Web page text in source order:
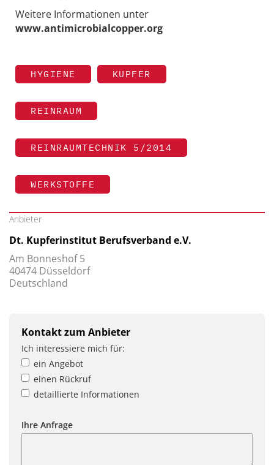
Weitere Informationen unter
www.antimicrobialcopper.org
HYGIENE KUPFER
REINRAUM
REINRAUMTECHNIK 5/2014
WERKSTOFFE
Anbieter
Dt. Kupferinstitut Berufsverband e.V.
Am Bonneshof 5
40474 Düsseldorf
Deutschland
Kontakt zum Anbieter
Ich interessiere mich für:
ein Angebot
einen Rückruf
detaillierte Informationen
Ihre Anfrage